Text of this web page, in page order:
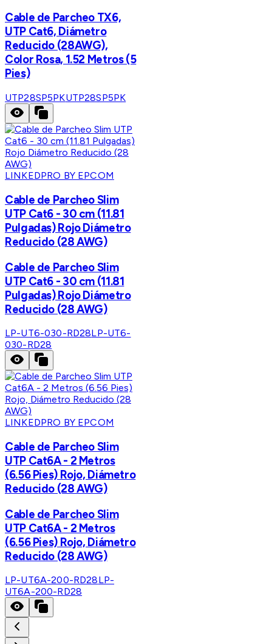
Cable de Parcheo TX6,
UTP Cat6, Diámetro
Reducido (28AWG),
Color Rosa, 1.52 Metros (5
Pies)
UTP28SP5PKUTP28SP5PK
LINKEDPRO BY EPCOM
Cable de Parcheo Slim
UTP Cat6 - 30 cm (11.81
Pulgadas) Rojo Diámetro
Reducido (28 AWG)
Cable de Parcheo Slim
UTP Cat6 - 30 cm (11.81
Pulgadas) Rojo Diámetro
Reducido (28 AWG)
LP-UT6-030-RD28LP-UT6-
030-RD28
LINKEDPRO BY EPCOM
Cable de Parcheo Slim
UTP Cat6A - 2 Metros
(6.56 Pies) Rojo, Diámetro
Reducido (28 AWG)
Cable de Parcheo Slim
UTP Cat6A - 2 Metros
(6.56 Pies) Rojo, Diámetro
Reducido (28 AWG)
LP-UT6A-200-RD28LP-
UT6A-200-RD28